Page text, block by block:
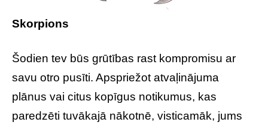
Skorpions
Šodien tev būs grūtības rast kompromisu ar
savu otro pusīti. Apspriežot atvaļinājuma
plānus vai citus kopīgus notikumus, kas
paredzēti tuvākajā nākotnē, visticamāk, jums